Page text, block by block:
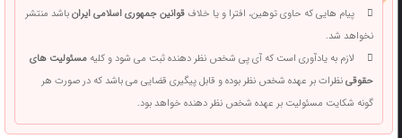
پیام هایی که حاوی توهین، افترا و یا خلافقوانین جمهوری اسلامی ایرانباشد منتشر
نخواهد شد.
لازم به یادآوری است که آی پی شخص نظر دهنده ثبت می شود و کلیهمسئولیت های
حقوقینظرات بر عهده شخص نظر بوده و قابل پیگیری قضایی می باشد که در صورت هر
گونه شکایت مسئولیت بر عهده شخص نظر دهنده خواهد بود.